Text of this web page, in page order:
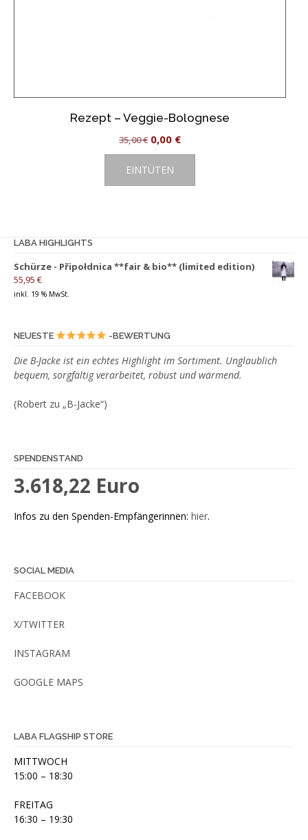
Rezept – Veggie-Bolognese
35,00€ Ursprünglicher
Preis
war:
0,00 €Aktueller
Preis
EINTÜTEN
LABA HIGHLIGHTS
Schürze - Připołdnica **fair & bio** (limited edition)
55,95 €
inkl. 19 % MwSt.
NEUESTE -BEWERTUNG
Die B-Jacke ist ein echtes Highlight im Sortiment. Unglaublich
bequem, sorgfältig verarbeitet, robust und wärmend.
(Robert zu „B-Jacke“)
SPENDENSTAND
3.618,22 Euro
Infos zu den Spenden-Empfängerinnen: hier.
SOCIAL MEDIA
FACEBOOK
X/TWITTER
INSTAGRAM
GOOGLE MAPS
LABA FLAGSHIP STORE
MITTWOCH
15:00 – 18:30
FREITAG
16:30 – 19:30